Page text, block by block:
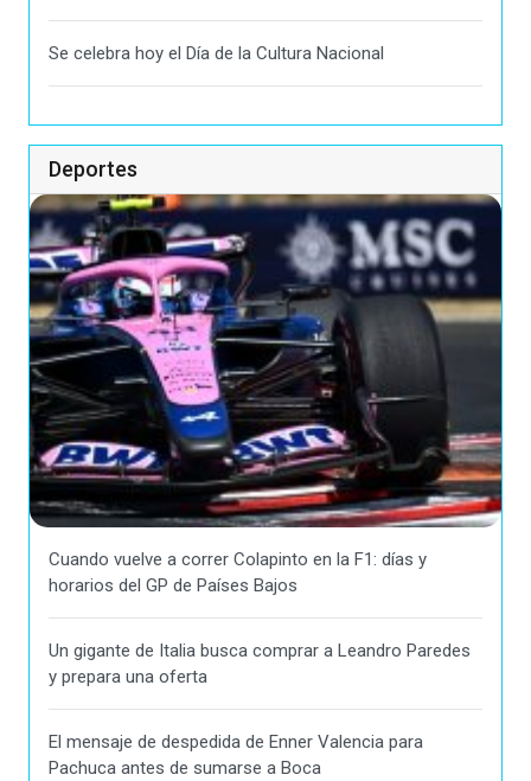
Se celebra hoy el Día de la Cultura Nacional
Deportes
Cuando vuelve a correr Colapinto en la F1: días y
horarios del GP de Países Bajos
Un gigante de Italia busca comprar a Leandro Paredes
y prepara una oferta
El mensaje de despedida de Enner Valencia para
Pachuca antes de sumarse a Boca